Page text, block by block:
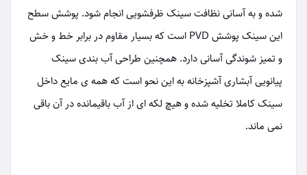
شده و به آسانی نظافت سینک ظرفشویی انجام شود. پوشش سطح
این سینک پوشش PVD است که بسیار مقاوم در برابر خط و خش
و تمیز شوندگی آسانی دارد. همچنین طراحی آب بندی سینک
پیانویی آبشاری آشپزخانه به این نحو است که همه ی مایع داخل
سینک کاملا تخلیه شده و هیچ لکه ای از آب باقیمانده در آن باقی
نمی ماند.